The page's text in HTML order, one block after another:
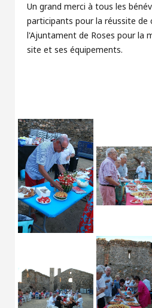
Un grand merci à tous les
participants pour la réussite de
l'Ajuntament de Roses pour la
site et ses équipements.